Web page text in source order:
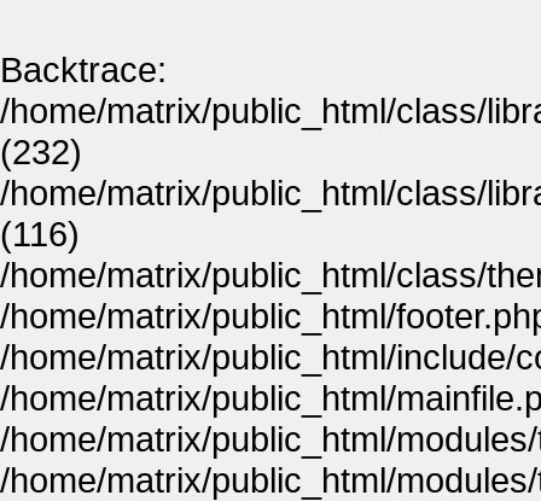
Backtrace:
/home/matrix/public_html/class/
(232)
/home/matrix/public_html/class/
(116)
/home/matrix/public_html/class/
/home/matrix/public_html/
/home/matrix/public_html/include/
/home/matrix/public_html/
/home/matrix/public_html/
/home/matrix/public_html/